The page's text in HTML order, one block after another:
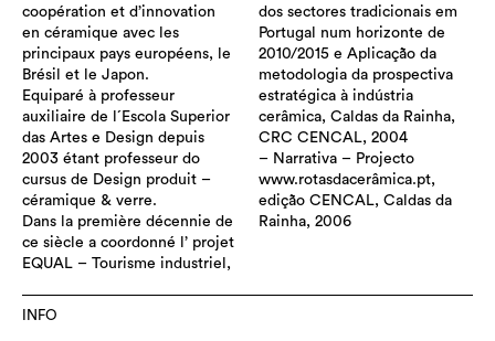
coopération et d’innovation
en céramique avec les
principaux pays européens, le
Brésil et le Japon.
Equiparé à professeur
auxiliaire de l´Escola Superior
das Artes e Design depuis
2003 étant professeur do
cursus de Design produit –
céramique & verre.
Dans la première décennie de
ce siècle a coordonné l’ projet
EQUAL – Tourisme industriel,
dos sectores tradicionais em
Portugal num horizonte de
2010/2015 e Aplicação da
metodologia da prospectiva
estratégica à indústria
cerâmica, Caldas da Rainha,
CRC CENCAL, 2004
– Narrativa – Projecto
www.rotasdacerâmica.pt,
edição CENCAL, Caldas da
Rainha, 2006
INFO